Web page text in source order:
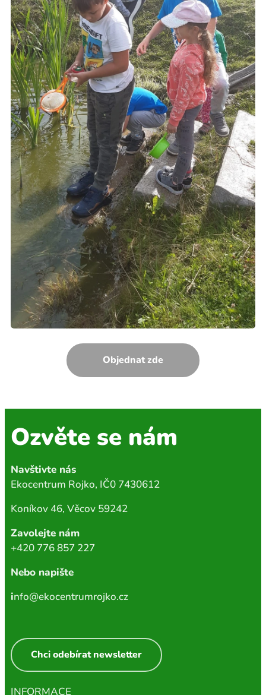
Objednat zde
Ozvěte se nám
Navštivte nás
Ekocentrum Rojko, IČ0 7430612
Koníkov 46, Věcov 59242
Zavolejte nám
+420 776 857 227
Nebo napište
info@ekocentrumrojko.cz
Chci odebírat newsletter
INFORMACE